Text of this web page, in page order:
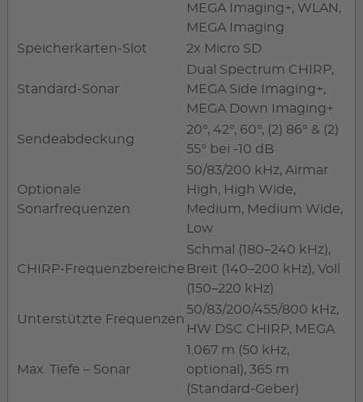
MEGA Imaging+, WLAN,
MEGA Imaging
Speicherkarten-Slot
2x Micro SD
Standard-Sonar
Dual Spectrum CHIRP,
MEGA Side Imaging+,
MEGA Down Imaging+
Sendeabdeckung
20°, 42°, 60°, (2) 86° & (2)
55° bei -10 dB
Optionale
Sonarfrequenzen
50/83/200 kHz, Airmar
High, High Wide,
Medium, Medium Wide,
Low
CHIRP-Frequenzbereiche
Schmal (180–240 kHz),
Breit (140–200 kHz), Voll
(150–220 kHz)
Unterstützte Frequenzen
50/83/200/455/800 kHz,
HW DSC CHIRP, MEGA
Max. Tiefe – Sonar
1.067 m (50 kHz,
optional), 365 m
(Standard-Geber)